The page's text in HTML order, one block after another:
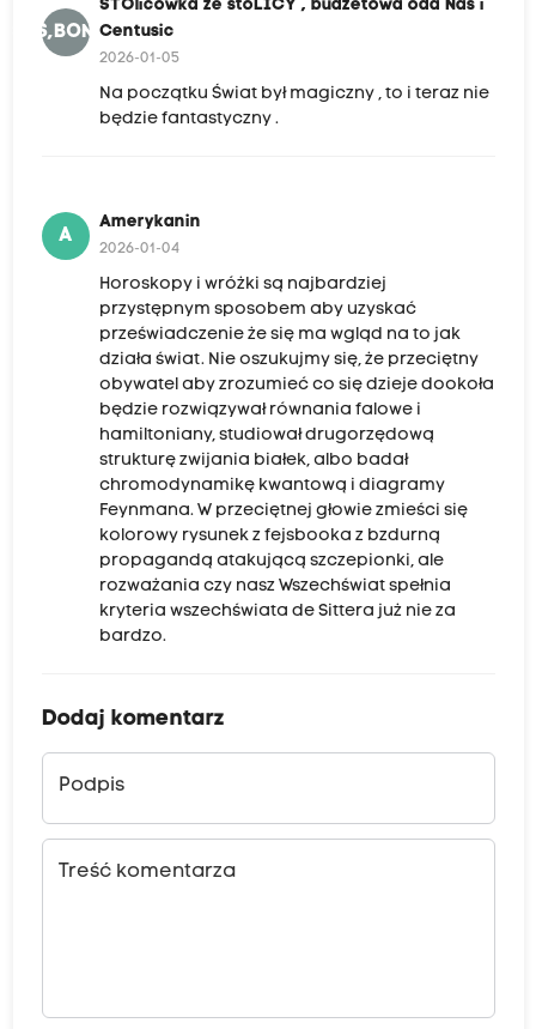
SZS,BONIC
STOlicówka ze stoLICY , budżetowa oda Nas i
Centusic
2026-01-05
Na początku Świat był magiczny , to i teraz nie
będzie fantastyczny .
A
Amerykanin
2026-01-04
Horoskopy i wróżki są najbardziej
przystępnym sposobem aby uzyskać
przeświadczenie że się ma wgląd na to jak
działa świat. Nie oszukujmy się, że przeciętny
obywatel aby zrozumieć co się dzieje dookoła
będzie rozwiązywał równania falowe i
hamiltoniany, studiował drugorzędową
strukturę zwijania białek, albo badał
chromodynamikę kwantową i diagramy
Feynmana. W przeciętnej głowie zmieści się
kolorowy rysunek z fejsbooka z bzdurną
propagandą atakującą szczepionki, ale
rozważania czy nasz Wszechświat spełnia
kryteria wszechświata de Sittera już nie za
bardzo.
Dodaj komentarz
Podpis
Treść komentarza